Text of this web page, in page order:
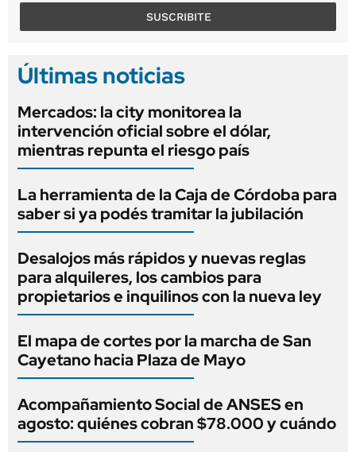
SUSCRIBITE
Últimas noticias
Mercados: la city monitorea la
intervención oficial sobre el dólar,
mientras repunta el riesgo país
La herramienta de la Caja de Córdoba para
saber si ya podés tramitar la jubilación
Desalojos más rápidos y nuevas reglas
para alquileres, los cambios para
propietarios e inquilinos con la nueva ley
El mapa de cortes por la marcha de San
Cayetano hacia Plaza de Mayo
Acompañamiento Social de ANSES en
agosto: quiénes cobran $78.000 y cuándo